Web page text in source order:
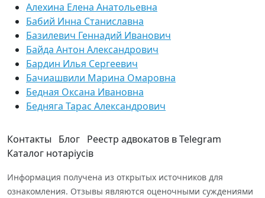
Алехина Елена Анатольевна
Бабий Инна Станиславна
Базилевич Геннадий Иванович
Байда Антон Александрович
Бардин Илья Сергеевич
Бачиашвили Марина Омаровна
Бедная Оксана Ивановна
Бедняга Тарас Александрович
Контакты Блог Реестр адвокатов в Telegram
Каталог нотаріусів
Информация получена из открытых источников для
ознакомления. Отзывы являются оценочными суждениями